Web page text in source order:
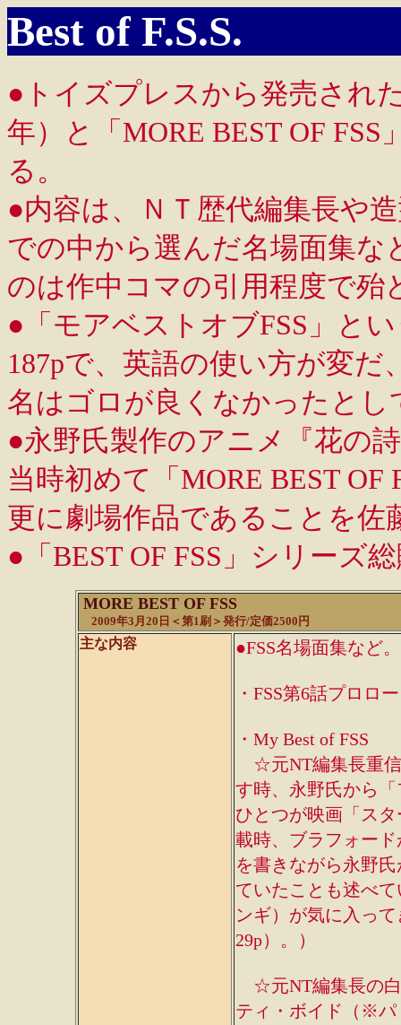
Best of F.S.S.
●トイズプレスから発売され
年）と「MORE BEST OF
る。
●内容は、ＮＴ歴代編集長や
での中から選んだ名場面集な
のは作中コマの引用程度で殆
●「モアベストオブFSS」と
187pで、英語の使い方が変
名はゴロが良くなかったと
●永野氏製作のアニメ『花の
当時初めて「MORE BEST
更に劇場作品であることを佐
●「BEST OF FSS」シリーズ
MORE BEST OF FSS
2009年3月20日＜第1刷＞発行/定価2500円
主な内容 ●FSS名場面集など
・FSS第6話プロロ
・My Best of FSS
☆元NT編集長重信
す時、永野氏から
ひとつが映画「ス
載時、ブラフォー
を書きながら永野
ていたことも述べ
ンギ）が気に入っ
29p）。）
☆元NT編集長の白
ティ・ボイド（※パ